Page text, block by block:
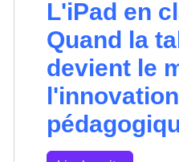
L'iPad en
Quand la
devient le
l'innovation